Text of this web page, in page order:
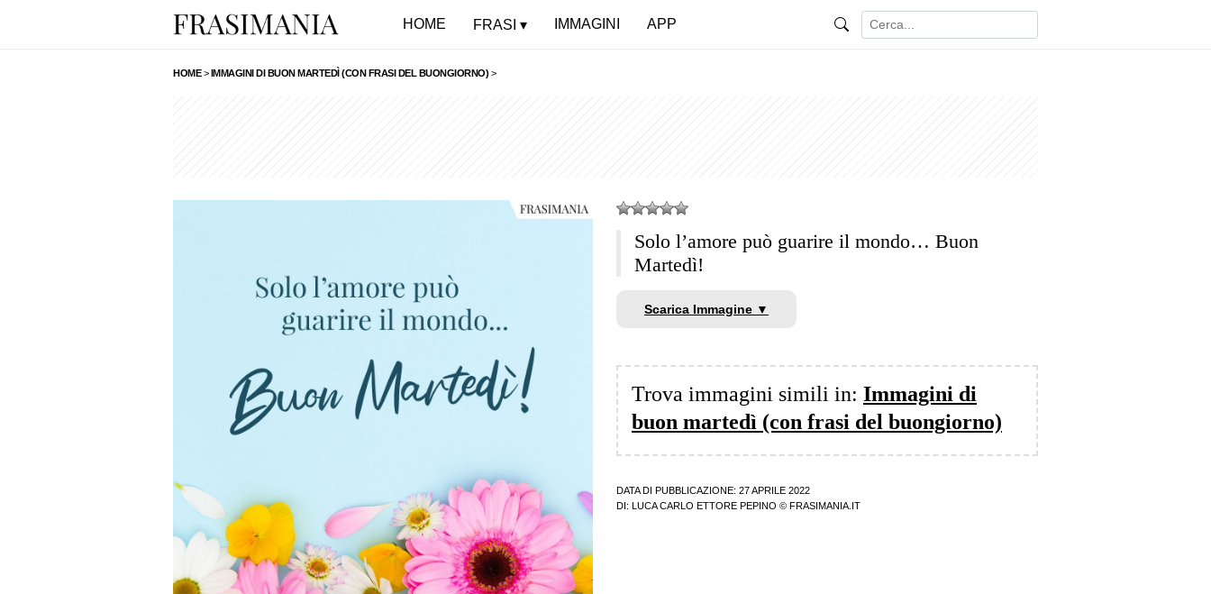
HOME FRASI IMMAGINI APP
HOME>IMMAGINI DI BUON MARTEDÌ (CON FRASI DEL BUONGIORNO) >
Solo l’amore può guarire il mondo… Buon
Martedì!
Scarica Immagine ▼
Trova immagini simili in: Immagini di
buon martedì (con frasi del buongiorno)
DATA DI PUBBLICAZIONE: 27 APRILE 2022
DI:
LUCA CARLO ETTORE PEPINO © FRASIMANIA.IT